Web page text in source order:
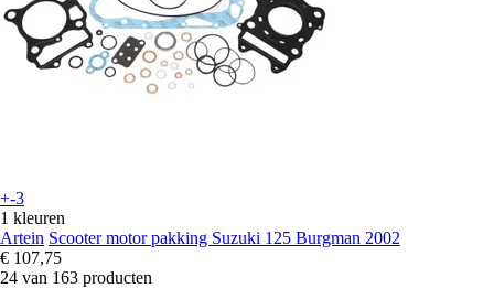
+-3
1 kleuren
Artein Scooter motor pakking Suzuki 125 Burgman 2002
€ 107,75
24 van 163 producten